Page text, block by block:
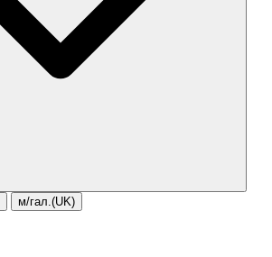
м/гал.(UK)